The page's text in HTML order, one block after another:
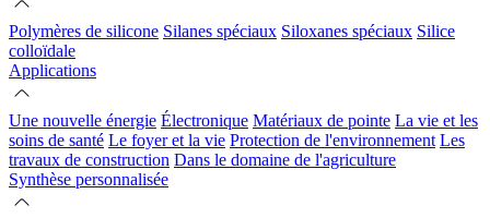
Polymères de silicone Silanes spéciaux Siloxanes spéciaux Silice
colloïdale
Applications
Une nouvelle énergie Électronique Matériaux de pointe La vie et les
soins de santé Le foyer et la vie Protection de l'environnement Les
travaux de construction Dans le domaine de l'agriculture
Synthèse personnalisée